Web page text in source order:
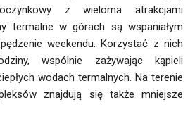
z wieloma atrakcjami
termalne w górach są wspaniałym
weekendu. Korzystać z nich
wspólnie zażywając kąpieli
wodach termalnych. Na terenie
znajdują się także mniejsze